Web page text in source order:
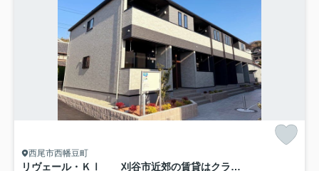
西尾市西幡豆町
リヴェール・ＫⅠ 刈谷市近郊の賃貸はクラスホーム刈谷店